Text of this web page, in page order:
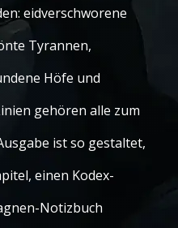
eidverschworene
Tyrannen,
Höfe und
gehören alle zum
ist so gestaltet,
einen Kodex-
Notizbuch